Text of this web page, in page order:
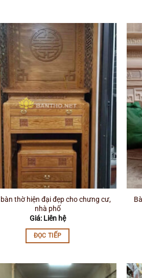
thờ hiện đại đẹp cho chưng cư,
nhà phố
Giá: Liên hệ
ĐỌC TIẾP